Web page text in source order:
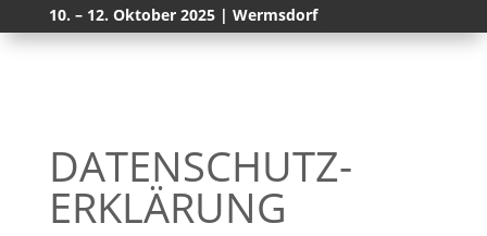
10. – 12. Oktober 2025 | Wermsdorf
DATENSCHUTZ-
ERKLÄRUNG